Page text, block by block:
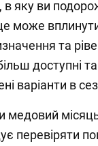
в яку ви
може
та
доступні
варіанти в
перевіряти